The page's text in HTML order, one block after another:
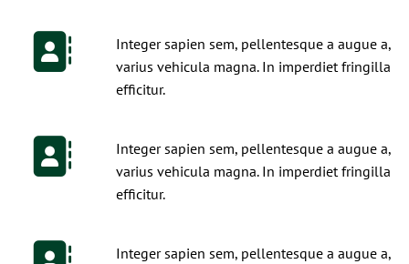
Integer sapien sem, pellentesque a augue a,
varius vehicula magna. In imperdiet fringilla
efficitur.
Integer sapien sem, pellentesque a augue a,
varius vehicula magna. In imperdiet fringilla
efficitur.
Integer sapien sem, pellentesque a augue a,